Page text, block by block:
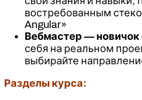
востребованным
Angular»
Вебмастер — новичок
себя на реальном
выбирайте
Разделы курса: